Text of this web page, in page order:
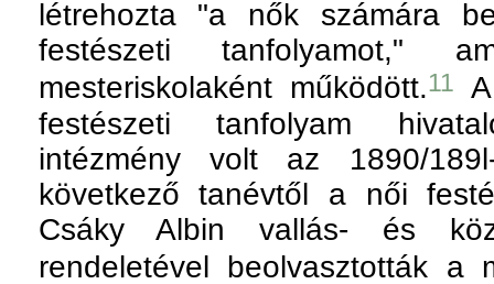
létrehozta "a nők számára
festészeti tanfolyamot,"
mesteriskolaként működött.11
festészeti tanfolyam
intézmény volt az 1890/
következő tanévtől a női
Csáky Albin vallás- és
rendeletével beolvasztották a